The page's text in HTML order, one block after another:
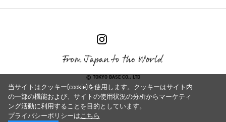
© TOKYO BASE CO., LTD
当サイトはクッキー(cookie)を使用します。クッキーはサイト内
の一部の機能および、サイトの使用状況の分析からマーケティ
ング活動に利用することを目的としています。
プライバシーポリシーはこちら